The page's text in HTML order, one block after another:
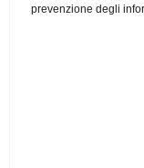
prevenzione degli